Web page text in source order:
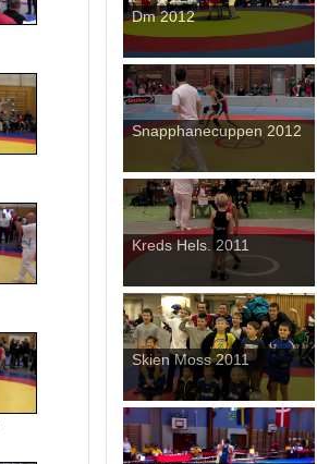
Dm 2012
Snapphanecuppen 2012
Kreds Hels. 2011
Skien Moss 2011